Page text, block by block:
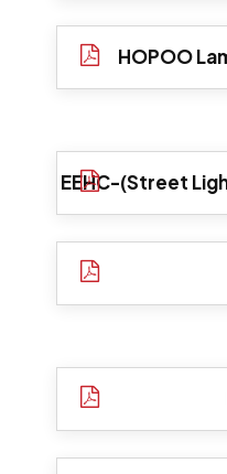
HOPOO
EEHC-(Street